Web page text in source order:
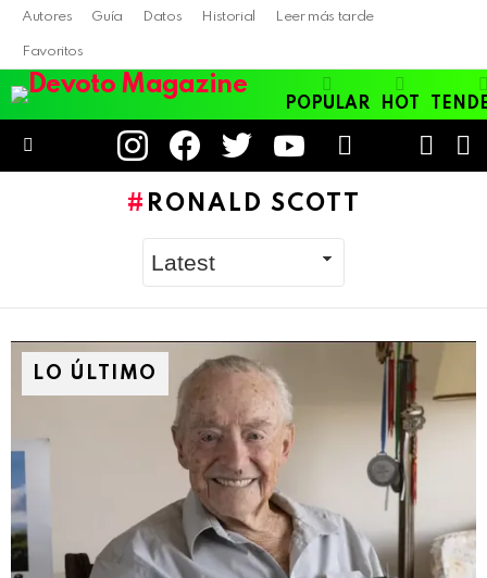
Autores Guía Datos Historial Leer más tarde
Favoritos
POPULAR HOT
instagramfacebooktwitter youtube
SKIN
RONALD SCOTT
LO ÚLTIMO